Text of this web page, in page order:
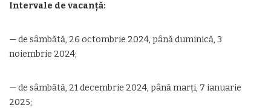
Intervale de vacanță:
— de sâmbătă, 26 octombrie 2024, până duminică, 3
noiembrie 2024;
— de sâmbătă, 21 decembrie 2024, până marți, 7 ianuarie
2025;